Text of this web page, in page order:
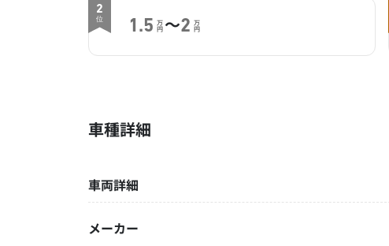
2
位 1.5 万
円 ～2 万
円
車種詳細
車両詳細
メーカー